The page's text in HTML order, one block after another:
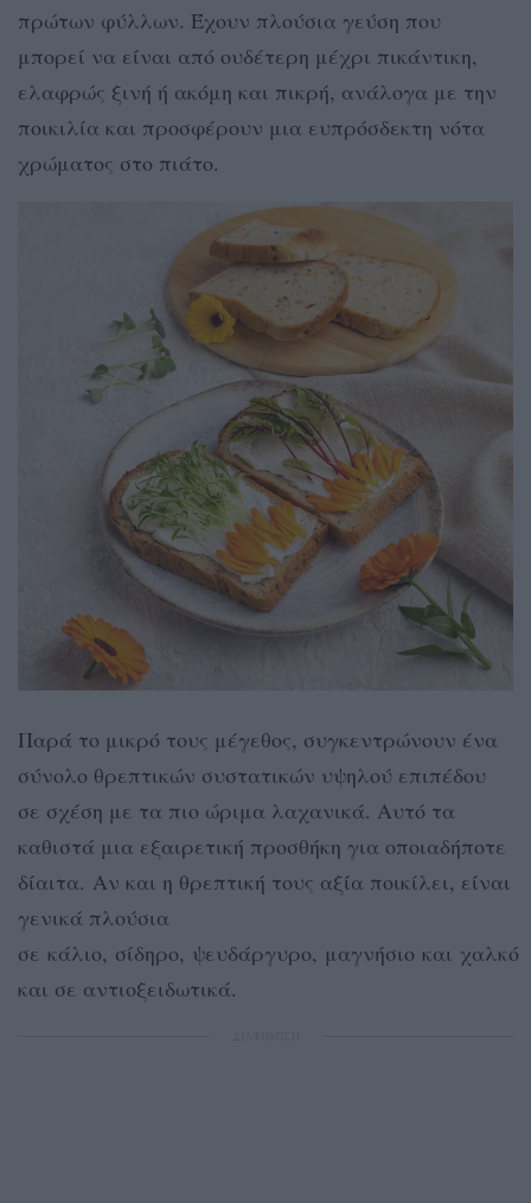
πρώτων φύλλων. Έχουν πλούσια γεύση που
μπορεί να είναι από ουδέτερη μέχρι πικάντικη,
ελαφρώς ξινή ή ακόμη και πικρή, ανάλογα με την
ποικιλία και προσφέρουν μια ευπρόσδεκτη νότα
χρώματος στο πιάτο.
Παρά το μικρό τους μέγεθος, συγκεντρώνουν ένα
σύνολο θρεπτικών συστατικών υψηλού επιπέδου
σε σχέση με τα πιο ώριμα λαχανικά. Αυτό τα
καθιστά μια εξαιρετική προσθήκη για οποιαδήποτε
δίαιτα. Αν και η θρεπτική τους αξία ποικίλει, είναι
γενικά πλούσια
σε κάλιο, σίδηρο, ψευδάργυρο, μαγνήσιο και χαλκό
και σε αντιοξειδωτικά.